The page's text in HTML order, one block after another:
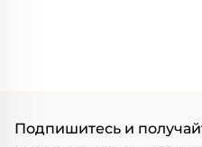
Подпишитесь и